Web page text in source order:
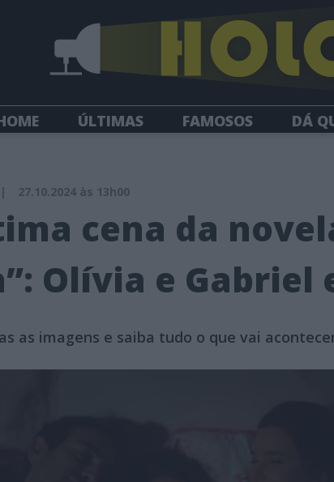
ÚLTIMAS FAMOSOS DÁ
| 27.10.2024 às 13h00
cena da
Olívia e Gabriel
as imagens e saiba tudo o que vai